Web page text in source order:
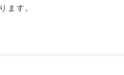
ます。